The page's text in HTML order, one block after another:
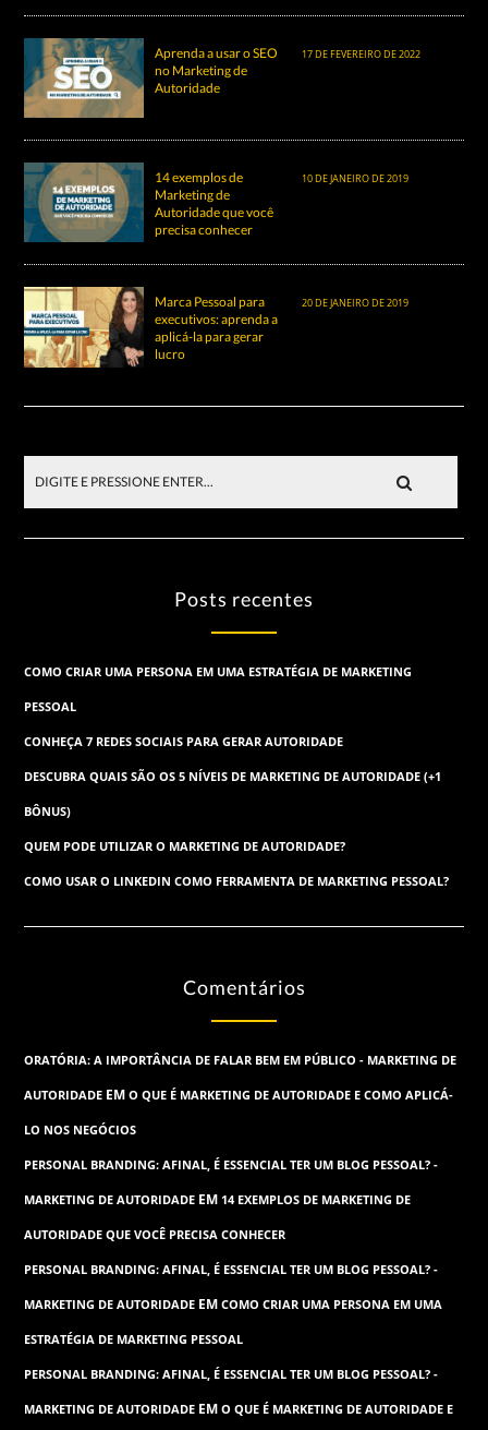
Aprenda a usar o SEO
no Marketing de
Autoridade
17 DE FEVEREIRO DE 2022
14 exemplos de
Marketing de
Autoridade que você
precisa conhecer
10 DE JANEIRO DE 2019
Marca Pessoal para
executivos: aprenda a
aplicá-la para gerar
lucro
20 DE JANEIRO DE 2019
Posts recentes
COMO CRIAR UMA PERSONA EM UMA ESTRATÉGIA DE MARKETING
PESSOAL
CONHEÇA 7 REDES SOCIAIS PARA GERAR AUTORIDADE
DESCUBRA QUAIS SÃO OS 5 NÍVEIS DE MARKETING DE AUTORIDADE (+1
BÔNUS)
QUEM PODE UTILIZAR O MARKETING DE AUTORIDADE?
COMO USAR O LINKEDIN COMO FERRAMENTA DE MARKETING PESSOAL?
Comentários
ORATÓRIA: A IMPORTÂNCIA DE FALAR BEM EM PÚBLICO - MARKETING DE
AUTORIDADE EMO QUE É MARKETING DE AUTORIDADE E COMO APLICÁ-
LO NOS NEGÓCIOS
PERSONAL BRANDING: AFINAL, É ESSENCIAL TER UM BLOG PESSOAL? -
MARKETING DE AUTORIDADE EM 14 EXEMPLOS DE MARKETING DE
AUTORIDADE QUE VOCÊ PRECISA CONHECER
PERSONAL BRANDING: AFINAL, É ESSENCIAL TER UM BLOG PESSOAL? -
MARKETING DE AUTORIDADE EMCOMO CRIAR UMA PERSONA EM UMA
ESTRATÉGIA DE MARKETING PESSOAL
PERSONAL BRANDING: AFINAL, É ESSENCIAL TER UM BLOG PESSOAL? -
MARKETING DE AUTORIDADE EMO QUE É MARKETING DE AUTORIDADE E